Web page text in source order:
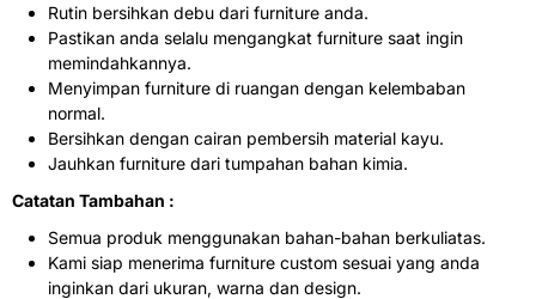
Rutin bersihkan debu dari furniture anda.
Pastikan anda selalu mengangkat furniture saat ingin
memindahkannya.
Menyimpan furniture di ruangan dengan kelembaban
normal.
Bersihkan dengan cairan pembersih material kayu.
Jauhkan furniture dari tumpahan bahan kimia.
Catatan Tambahan :
Semua produk menggunakan bahan-bahan berkuliatas.
Kami siap menerima furniture custom sesuai yang anda
inginkan dari ukuran, warna dan design.